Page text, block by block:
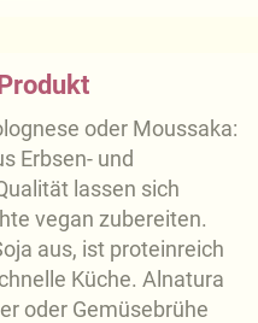
oder Moussaka:
Erbsen- und
lassen sich
vegan zubereiten.
aus, ist proteinreich
Küche. Alnatura
oder Gemüsebrühe